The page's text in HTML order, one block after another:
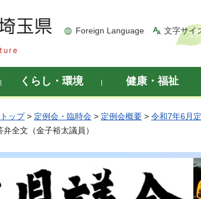
Foreign Language 文字サイ
くらし・環境 健康・福祉
ップ> 定例会・臨時会 > 定例会概要 > 令和7年6月
全文（金子裕太議員）